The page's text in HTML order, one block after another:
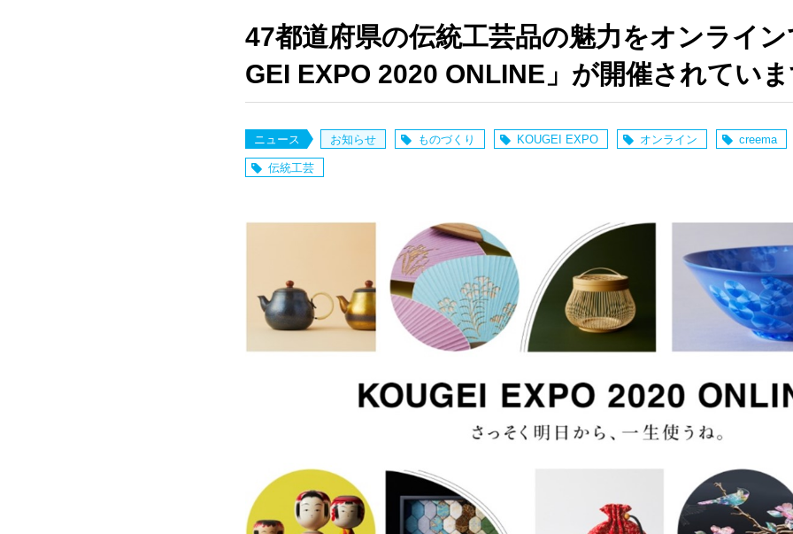
47都道府県の伝統工芸品の魅力をオンライ
GEI EXPO 2020 ONLINE」が開催されてい
ニュース お知らせ ものづくり KOUGEI EXPO オンライン creema
伝統工芸